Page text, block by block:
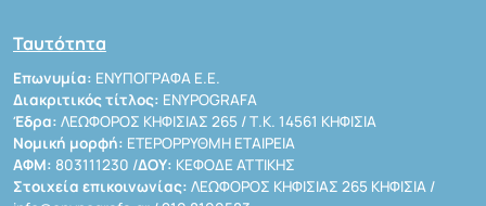
Ταυτότητα
Επωνυμία: ΕΝΥΠΟΓΡΑΦΑ Ε.Ε.
Διακριτικός τίτλος: ENYPOGRAFA
Έδρα: ΛΕΩΦΟΡΟΣ ΚΗΦΙΣΙΑΣ 265 / Τ.Κ. 14561 ΚΗΦΙΣΙΑ
Νομική μορφή: ΕΤΕΡΟΡΡΥΘΜΗ ΕΤΑΙΡΕΙΑ
ΑΦΜ: 803111230 /ΔΟΥ: ΚΕΦΟΔΕ ΑΤΤΙΚΗΣ
Στοιχεία επικοινωνίας: ΛΕΩΦΟΡΟΣ ΚΗΦΙΣΙΑΣ 265 ΚΗΦΙΣΙΑ /